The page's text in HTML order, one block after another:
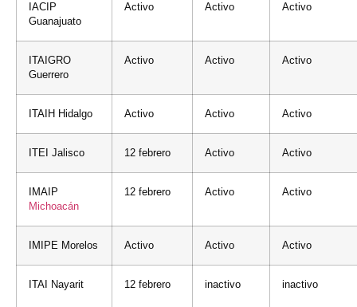
IACIP
Guanajuato
Activo Activo Activo
ITAIGRO
Guerrero
Activo Activo Activo
ITAIH Hidalgo Activo Activo Activo
ITEI Jalisco 12 febrero Activo Activo
IMAIP
Michoacán
12 febrero Activo Activo
IMIPE Morelos Activo Activo Activo
ITAI Nayarit 12 febrero inactivo inactivo